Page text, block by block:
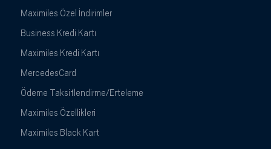
Maximiles Özel İndirimler
Business Kredi Kartı
Maximiles Kredi Kartı
MercedesCard
Ödeme Taksitlendirme/Erteleme
Maximiles Özellikleri
Maximiles Black Kart